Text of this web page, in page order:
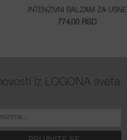
INTENZIVNI BALZAM ZA USNE
774,00 RSD
iz LOGONA sveta.